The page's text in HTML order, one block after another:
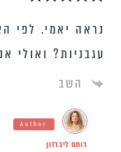
נראה יאמי. לפי
עגבניות? ואולי
השב
Author
רותם ליברזון